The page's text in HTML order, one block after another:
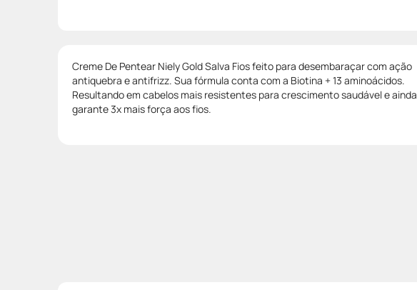
Creme De Pentear Niely Gold Salva Fios feito para desembaraçar com ação
antiquebra e antifrizz. Sua fórmula conta com a Biotina + 13 aminoácidos.
Resultando em cabelos mais resistentes para crescimento saudável e ainda
garante 3x mais força aos fios.